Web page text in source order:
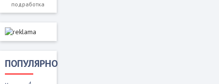
подработка
ПОПУЛЯРНО